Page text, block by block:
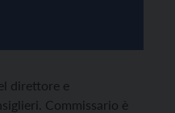
direttore e
Commissario è